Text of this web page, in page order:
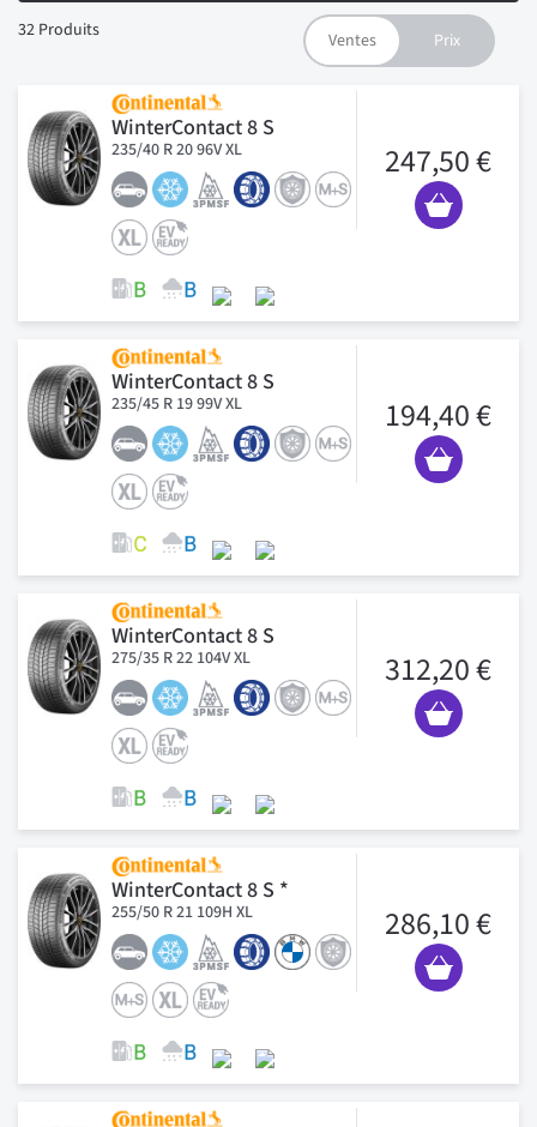
32 Produits
WinterContact 8 S
235/40 R 20 96V XL 247,50 €
WinterContact 8 S
235/45 R 19 99V XL 194,40 €
WinterContact 8 S
275/35 R 22 104V XL 312,20 €
WinterContact 8 S *
255/50 R 21 109H XL 286,10 €